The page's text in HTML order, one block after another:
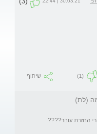
(1) שיתוף
החזרת עובר????